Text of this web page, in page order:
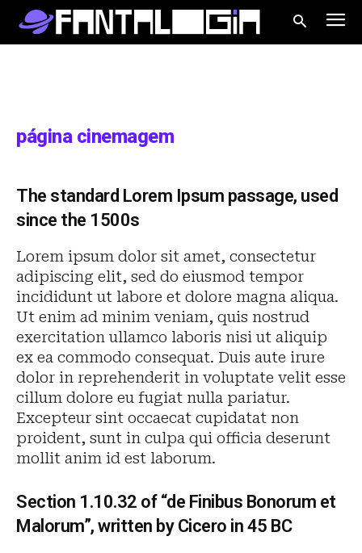
página cinemagem
The standard Lorem Ipsum passage, used
since the 1500s
Lorem ipsum dolor sit amet, consectetur
adipiscing elit, sed do eiusmod tempor
incididunt ut labore et dolore magna aliqua.
Ut enim ad minim veniam, quis nostrud
exercitation ullamco laboris nisi ut aliquip
ex ea commodo consequat. Duis aute irure
dolor in reprehenderit in voluptate velit esse
cillum dolore eu fugiat nulla pariatur.
Excepteur sint occaecat cupidatat non
proident, sunt in culpa qui officia deserunt
mollit anim id est laborum.
Section 1.10.32 of “de Finibus Bonorum et
Malorum”, written by Cicero in 45 BC